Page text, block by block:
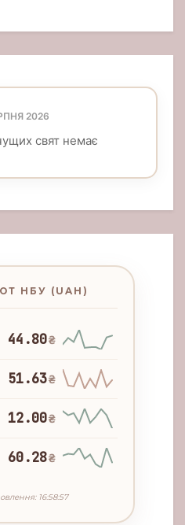
2026
свят немає
НБУ (UAH)
44.80₴
51.63₴
12.00₴
60.28₴
16:58:57